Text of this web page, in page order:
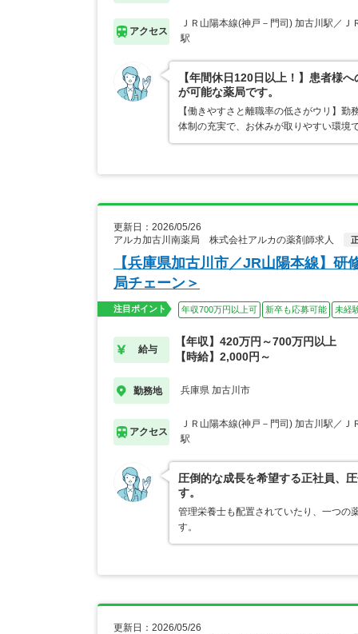
アクセス
ＪＲ山陽本線(神戸－門司) 加古川駅／Ｊ
駅
【年間休日120日以上！】患者様
が可能な薬局です。
【働きやすさと離職率の低さがウリ】
体制の充実で、お休みが取りやすい環
更新日：2026/05/26
アルカ加古川南薬局 株式会社アルカの薬剤師求人
【兵庫県加古川市／JR山陽本線】
局チェーン＞
注目ポイント 年収700万円以上可 新卒も応募可能 未経
給与
【年収】420万円～700万円以上
【時給】2,000円～
勤務地 兵庫県 加古川市
アクセス
ＪＲ山陽本線(神戸－門司) 加古川駅／Ｊ
駅
圧倒的な成長を希望する正社員、
す。
管理栄養士も配置されていたり、一つの
す。
更新日：2026/05/26